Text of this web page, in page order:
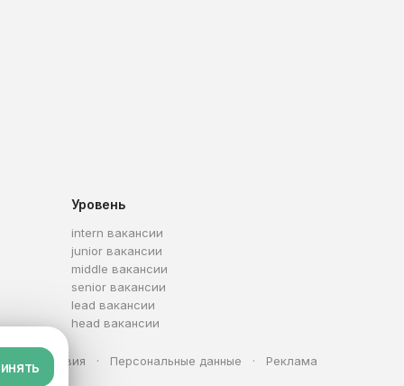
Уровень
intern вакансии
junior вакансии
middle вакансии
senior вакансии
lead вакансии
head вакансии
Условия Персональные данные Реклама